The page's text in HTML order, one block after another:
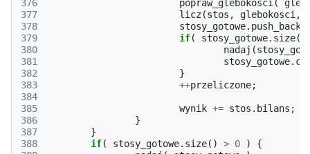
376
377
378
379
380
381
382
383
384
385
386
387
388
popraw_glebokosci (
licz(stos , glebokosci ,
stosy_gotowe. push_back
if( stosy_gotowe. size()
nadaj (
stosy_gotowe.
}
++przeliczone;
wynik += stos . bilans ;
}
}
if( stosy_gotowe. size() > 0 )
{